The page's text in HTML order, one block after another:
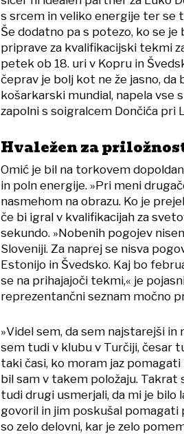
s srcem in veliko energije ter se
Še dodatno pa s potezo, ko se
priprave za kvalifikacijski tekmi
petek ob 18. uri v Kopru in
čeprav je bolj kot ne že jasno, da
košarkarski mundial, napela vse
zapolni s soigralcem Dončića pri
Hvaležen za
Omić je bil na torkovem
in poln energije. »Pri meni
nasmehom na obrazu. Ko je
če bi igral v kvalifikacijah za
sekundo. »Nobenih pogojev
Sloveniji. Za naprej se nisva
Estonijo in Švedsko. Kaj bo
se na prihajajoči tekmi,« je
reprezentančni seznam močno
»Videl sem, da sem najstarejši
sem tudi v klubu v Turčiji, česar
taki časi, ko moram jaz
bil sam v takem položaju. Takrat
tudi drugi usmerjali, da mi je bilo
govoril in jim poskušal pomagati
so zelo delovni, kar je zelo